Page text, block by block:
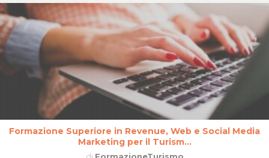
Formazione Superiore in Revenue, Web e Social Media
Marketing per il Turism...